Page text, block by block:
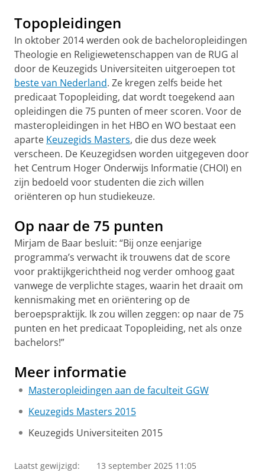
Topopleidingen
In oktober 2014 werden ook de bacheloropleidingen
Theologie en Religiewetenschappen van de RUG al
door de Keuzegids Universiteiten uitgeroepen tot
beste van Nederland. Ze kregen zelfs beide het
predicaat Topopleiding, dat wordt toegekend aan
opleidingen die 75 punten of meer scoren. Voor de
masteropleidingen in het HBO en WO bestaat een
aparte Keuzegids Masters, die dus deze week
verscheen. De Keuzegidsen worden uitgegeven door
het Centrum Hoger Onderwijs Informatie (CHOI) en
zijn bedoeld voor studenten die zich willen
oriënteren op hun studiekeuze.
Op naar de 75 punten
Mirjam de Baar besluit: “Bij onze eenjarige
programma’s verwacht ik trouwens dat de score
voor praktijkgerichtheid nog verder omhoog gaat
vanwege de verplichte stages, waarin het draait om
kennismaking met en oriëntering op de
beroepspraktijk. Ik zou willen zeggen: op naar de 75
punten en het predicaat Topopleiding, net als onze
bachelors!”
Meer informatie
Masteropleidingen aan de faculteit GGW
Keuzegids Masters 2015
Keuzegids Universiteiten 2015
Laatst gewijzigd: 13 september 2025 11:05